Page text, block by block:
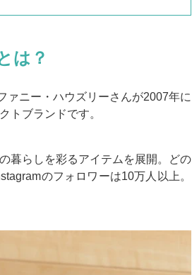
は？
ァニー・ハウズリーさんが2007年に
トブランドです。
暮らしを彩るアイテムを展開。どの
のフォロワーは10万人以上。